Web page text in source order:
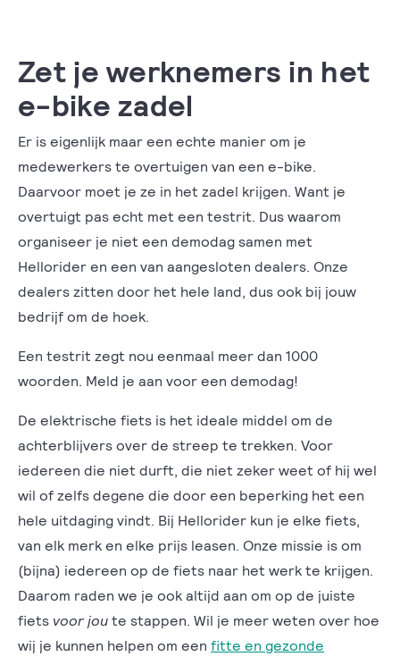
Zet je werknemers in het
e-bike zadel
Er is eigenlijk maar een echte manier om je
medewerkers te overtuigen van een e-bike.
Daarvoor moet je ze in het zadel krijgen. Want je
overtuigt pas echt met een testrit. Dus waarom
organiseer je niet een demodag samen met
Hellorider en een van aangesloten dealers. Onze
dealers zitten door het hele land, dus ook bij jouw
bedrijf om de hoek.
Een testrit zegt nou eenmaal meer dan 1000
woorden. Meld je aan voor een demodag!
De elektrische fiets is het ideale middel om de
achterblijvers over de streep te trekken. Voor
iedereen die niet durft, die niet zeker weet of hij wel
wil of zelfs degene die door een beperking het een
hele uitdaging vindt. Bij Hellorider kun je elke fiets,
van elk merk en elke prijs leasen. Onze missie is om
(bijna) iedereen op de fiets naar het werk te krijgen.
Daarom raden we je ook altijd aan om op de juiste
fiets voor jou te stappen. Wil je meer weten over hoe
wij je kunnen helpen om een fitte en gezonde